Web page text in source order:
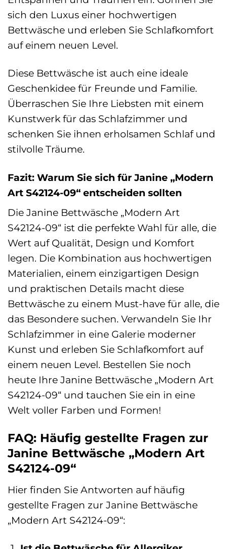
sich den Luxus einer hochwertigen
Bettwäsche und erleben Sie Schlafkomfort
auf einem neuen Level.
Diese Bettwäsche ist auch eine ideale
Geschenkidee für Freunde und Familie.
Überraschen Sie Ihre Liebsten mit einem
Kunstwerk für das Schlafzimmer und
schenken Sie ihnen erholsamen Schlaf und
stilvolle Träume.
Fazit: Warum Sie sich für Janine „Modern
Art S42124-09“ entscheiden sollten
Die Janine Bettwäsche „Modern Art
S42124-09“ ist die perfekte Wahl für alle, die
Wert auf Qualität, Design und Komfort
legen. Die Kombination aus hochwertigen
Materialien, einem einzigartigen Design
und praktischen Details macht diese
Bettwäsche zu einem Must-have für alle, die
das Besondere suchen. Verwandeln Sie Ihr
Schlafzimmer in eine Galerie moderner
Kunst und erleben Sie Schlafkomfort auf
einem neuen Level. Bestellen Sie noch
heute Ihre Janine Bettwäsche „Modern Art
S42124-09“ und tauchen Sie ein in eine
Welt voller Farben und Formen!
FAQ: Häufig gestellte Fragen zur
Janine Bettwäsche „Modern Art
S42124-09“
Hier finden Sie Antworten auf häufig
gestellte Fragen zur Janine Bettwäsche
„Modern Art S42124-09“: